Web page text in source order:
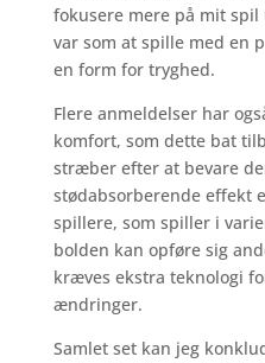
fokusere mere på mit
var som at spille med en
en form for tryghed.
Flere anmeldelser har
komfort, som dette bat
stræber efter at bevare
stødabsorberende effekt
spillere, som spiller i
bolden kan opføre sig
kræves ekstra teknologi
ændringer.
Samlet set kan jeg